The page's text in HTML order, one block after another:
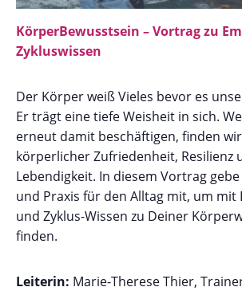
KörperBewusstsein – Vortrag zu
Zykluswissen
Der Körper weiß Vieles bevor es
Er trägt eine tiefe Weisheit in sich.
erneut damit beschäftigen, finden
körperlicher Zufriedenheit, Resilienz
Lebendigkeit. In diesem Vortrag
und Praxis für den Alltag mit, um mit
und Zyklus-Wissen zu Deiner
finden.
Leiterin: Marie-Therese Thier,